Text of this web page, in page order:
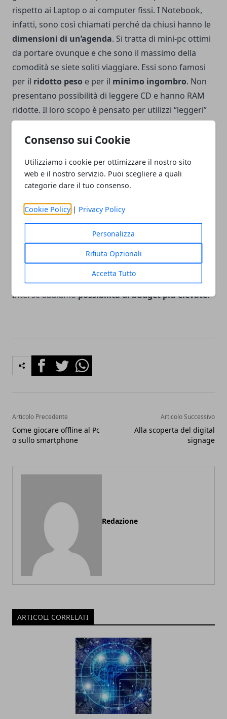
Consenso sui Cookie
Utilizziamo i cookie per ottimizzare il nostro sito
web e il nostro servizio. Puoi scegliere a quali
categorie dare il tuo consenso.
Cookie Policy | Privacy Policy
Personalizza
Rifiuta Opzionali
Accetta Tutto
rispetto ai Laptop o ai computer fissi. I Notebook,
infatti, sono così chiamati perché da chiusi hanno le
dimensioni di un’agenda. Si tratta di mini-pc ottimi
da portare ovunque e che sono il massimo della
comodità se siete soliti viaggiare. Essi sono famosi
per il ridotto peso e per il minimo ingombro. Non
presentano possibilità di leggere CD e hanno RAM
ridotte. Il loro scopo è pensato per utilizzi “leggeri”
come guardare film, inviare mail, leggere ed
intrattenersi. Proprio per queste ragioni i costi sono
Solitamente non possiedono lapossibilità di
espandere la RAM e dopo due anni iniziano a
possono durare anche di più ma non vanno oltre gli
aggiornamenti del sistema operativoche, ad un
certo punto, diventerà troppo ingombrante e vi
costringerà a sostituirlo. Proprio per queste ragioni i
processori AMD sono i più consigliati ma nessuno
vieta di optare per i Notebook che girano con gli
Intel se abbiamopossibilità di budget più elevate.
FacebookTwitterWhatsapp
Articolo Precedente
Come giocare offline al Pc
o sullo smartphone
Articolo Successivo
Alla scoperta del digital
signage
Redazione
ARTICOLI CORRELATI